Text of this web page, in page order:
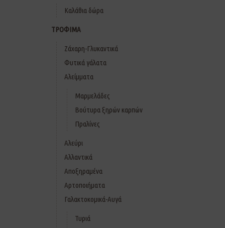
Καλάθια δώρα
ΤΡΟΦΙΜΑ
Ζάχαρη-Γλυκαντικά
Φυτικά γάλατα
Αλείμματα
Μαρμελάδες
Βούτυρα ξηρών καρπών
Πραλίνες
Αλεύρι
Αλλαντικά
Αποξηραμένα
Αρτοποιήματα
Γαλακτοκομικά-Αυγά
Τυριά